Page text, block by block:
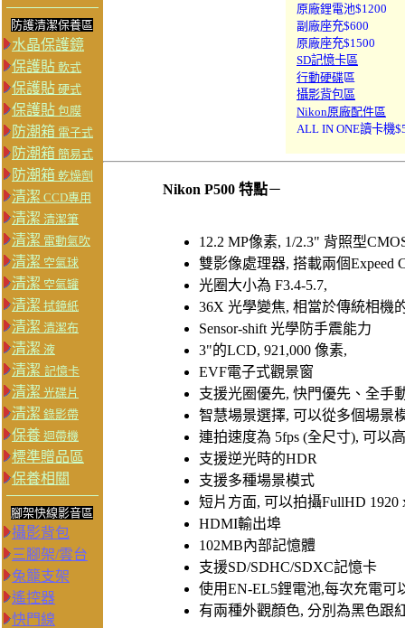
防護清潔保養區
水晶保護鏡
保護貼 軟式
保護貼 硬式
保護貼 包膜
防潮箱 電子式
防潮箱 簡易式
防潮箱 乾燥劑
清潔 CCD專用
清潔 清潔筆
清潔 電動氣吹
清潔 空氣球
清潔 空氣罐
清潔 拭鏡紙
清潔 清潔布
清潔 液
清潔 記憶卡
清潔 光碟片
清潔 錄影帶
保養 迴帶機
標準贈品區
保養相關
腳架快線影音區
攝影背包
三腳架/雲台
兔籠支架
遙控器
快門線
原廠鋰電池$1200
副廠座充$600
原廠座充$1500
SD記憶卡區
行動硬碟區
攝影背包區
Nikon原廠配件區
ALL IN ONE讀卡機
Nikon P500 特點－
12.2 MP像素, 1/2.3" 背照型
雙影像處理器, 搭載兩個Expeed
光圈大小為 F3.4-5.7,
36X 光學變焦, 相當於傳統相機
Sensor-shift 光學防手震能力
3"的LCD, 921,000 像素,
EVF電子式觀景窗
支援光圈優先, 快門優先、全手
智慧場景選擇, 可以從多個場景
連拍速度為 5fps (全尺寸), 可以
支援逆光時的HDR
支援多種場景模式
短片方面, 可以拍攝FullHD 1920
HDMI輸出埠
102MB內部記憶體
支援SD/SDHC/SDXC記憶卡
使用EN-EL5鋰電池,每次充電可
有兩種外觀顏色, 分別為黑色跟